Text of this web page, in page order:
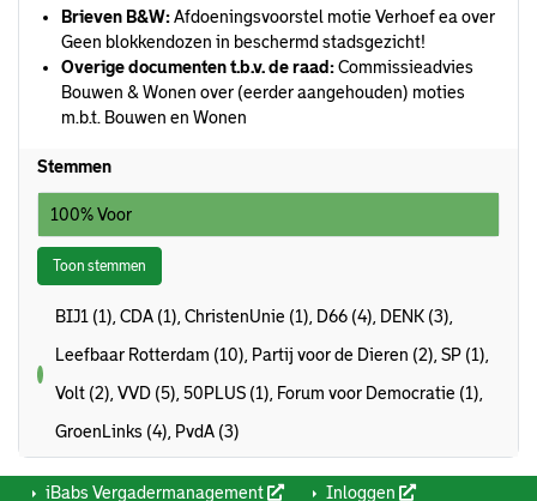
Brieven B&W:Afdoeningsvoorstel motie Verhoef ea over
Geen blokkendozen in beschermd stadsgezicht!
Overige documenten t.b.v. de raad:Commissieadvies
Bouwen & Wonen over (eerder aangehouden) moties
m.b.t. Bouwen en Wonen
Stemmen
100% Voor
Toon stemmen
voor
BIJ1 (1), CDA (1), ChristenUnie (1), D66 (4), DENK (3),
Leefbaar Rotterdam (10), Partij voor de Dieren (2), SP (1),
Volt (2), VVD (5), 50PLUS (1), Forum voor Democratie (1),
GroenLinks (4), PvdA (3)
iBabs Vergadermanagement Inloggen